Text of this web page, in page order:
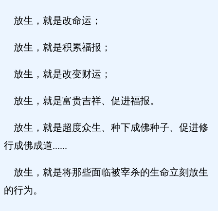
放生，就是改命运；
放生，就是积累福报；
放生，就是改变财运；
放生，就是富贵吉祥、促进福报。
放生，就是超度众生、种下成佛种子、促进修
行成佛成道......
放生，就是将那些面临被宰杀的生命立刻放生
的行为。